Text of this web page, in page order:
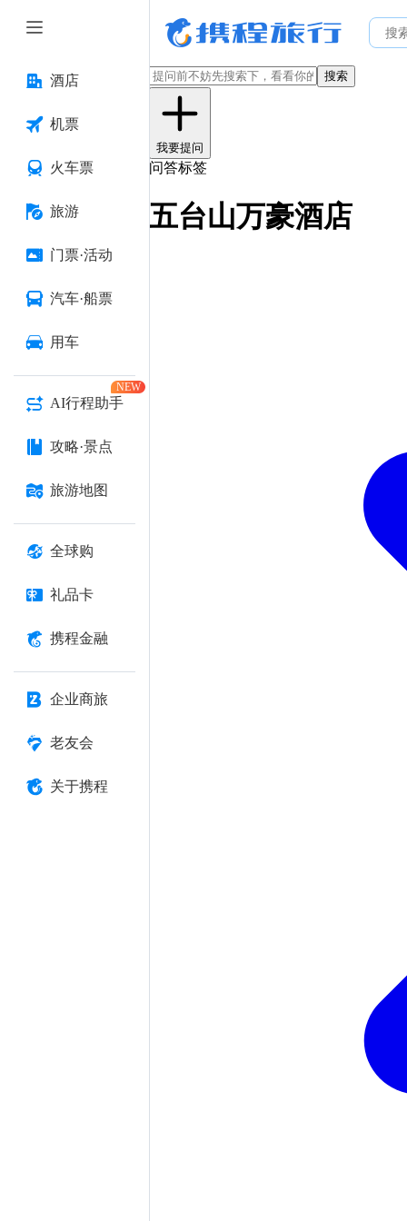
酒店
机票
火车票
旅游
门票·活动
汽车·船票
用车
AI行程助手
NEW
攻略·景点
旅游地图
全球购
礼品卡
携程金融
企业商旅
老友会
关于携程
搜索
我要提问
问答标签
五台山万豪酒店